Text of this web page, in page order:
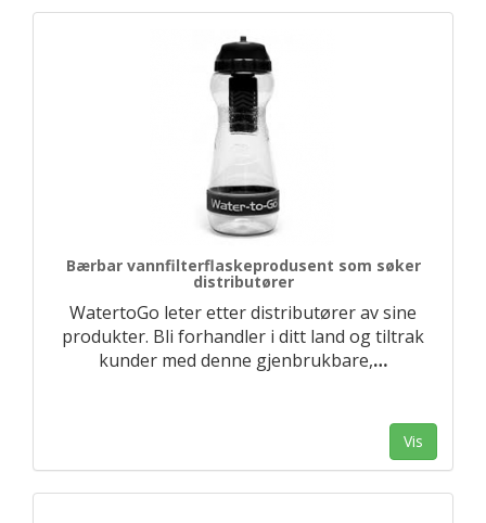
Bærbar vannfilterflaskeprodusent som søker
distributører
WatertoGo leter etter distributører av sine
produkter. Bli forhandler i ditt land og tiltrak
kunder med denne gjenbrukbare,…
Vis